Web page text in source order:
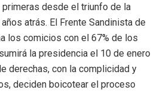
desde el triunfo de la
atrás. El Frente Sandinista de
los comicios con el 67% de los
la presidencia el 10 de enero
derechas, con la complicidad y
deciden boicotear el proceso